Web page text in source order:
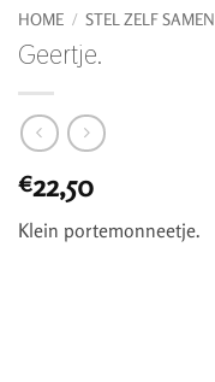
HOME / STEL ZELF SAMEN
Geertje.
€22,50
Klein portemonneetje.